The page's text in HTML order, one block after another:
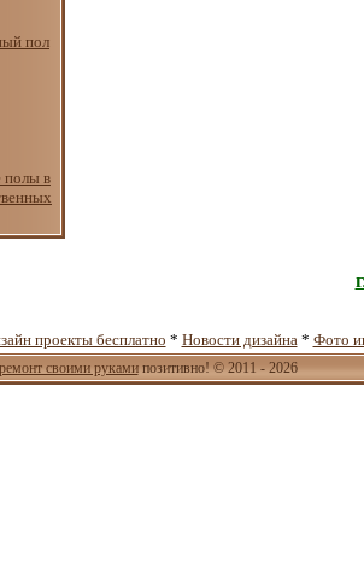
пол
полы в
проекты бесплатно * Новости дизайна * Фото
своими рукамипозитивно! © 2011 - 2026